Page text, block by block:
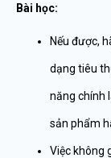
Bài học:
Nếu được,
dạng tiêu
năng chính
sản phẩm
Việc không